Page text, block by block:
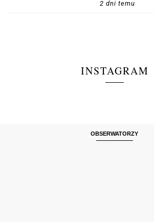
2 dni temu
INSTAGRAM
OBSERWATORZY